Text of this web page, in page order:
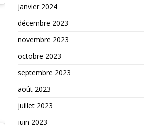
janvier 2024
décembre 2023
novembre 2023
octobre 2023
septembre 2023
août 2023
juillet 2023
juin 2023